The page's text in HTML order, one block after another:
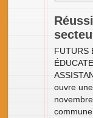
FUTURS
ouvre